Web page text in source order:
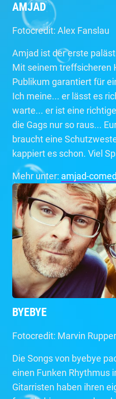
AMJAD
Fotocredit: Alex Fanslau
Amjad ist der erste
Mit seinem treffsicheren
Publikum garantiert für
Ich meine... er lässt es
warte... er ist eine
die Gags nur so raus...
braucht eine
kappiert es schon. Viel
Mehr unter: amjad-
BYEBYE
Fotocredit: Marvin
Die Songs von byebye
einen Funken Rhythmus
Gitarristen haben ihren